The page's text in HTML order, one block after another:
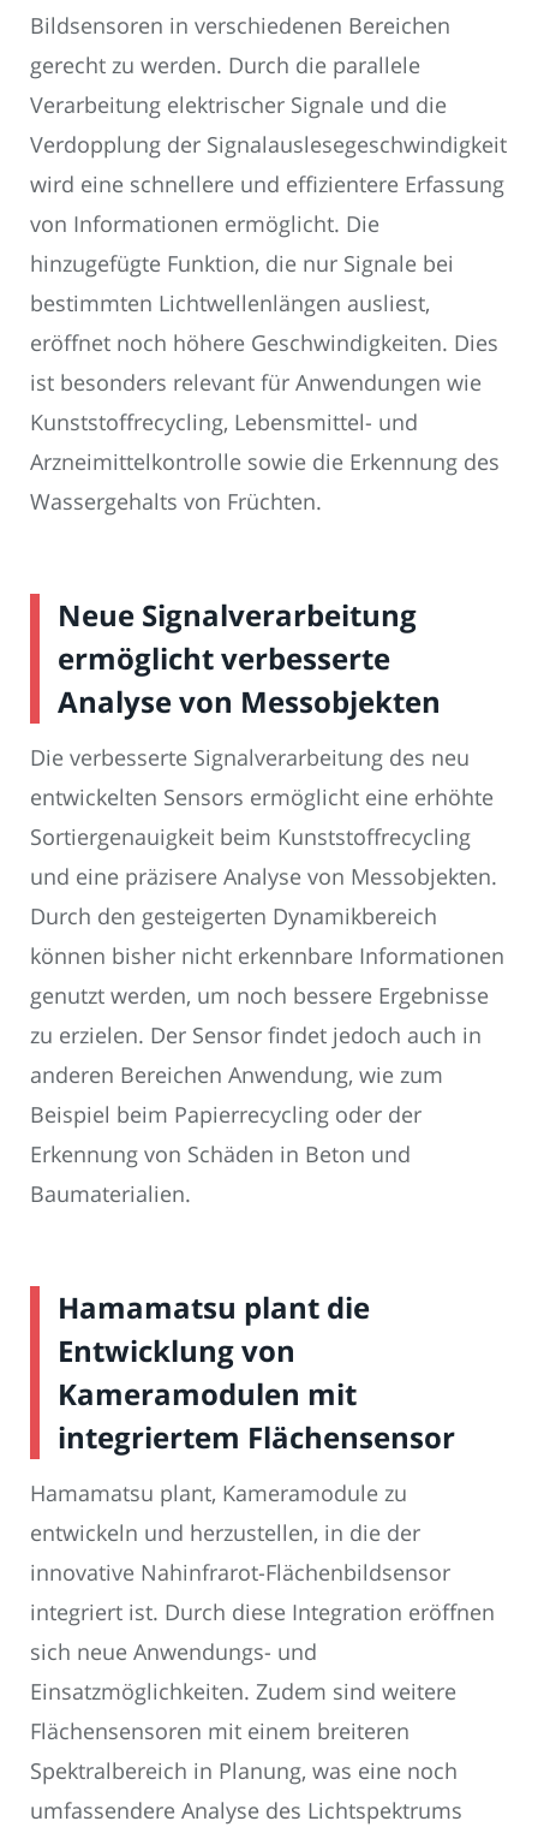
Bildsensoren in verschiedenen Bereichen
gerecht zu werden. Durch die parallele
Verarbeitung elektrischer Signale und die
Verdopplung der Signalauslesegeschwindigkeit
wird eine schnellere und effizientere Erfassung
von Informationen ermöglicht. Die
hinzugefügte Funktion, die nur Signale bei
bestimmten Lichtwellenlängen ausliest,
eröffnet noch höhere Geschwindigkeiten. Dies
ist besonders relevant für Anwendungen wie
Kunststoffrecycling, Lebensmittel- und
Arzneimittelkontrolle sowie die Erkennung des
Wassergehalts von Früchten.
Neue Signalverarbeitung
ermöglicht verbesserte
Analyse von Messobjekten
Die verbesserte Signalverarbeitung des neu
entwickelten Sensors ermöglicht eine erhöhte
Sortiergenauigkeit beim Kunststoffrecycling
und eine präzisere Analyse von Messobjekten.
Durch den gesteigerten Dynamikbereich
können bisher nicht erkennbare Informationen
genutzt werden, um noch bessere Ergebnisse
zu erzielen. Der Sensor findet jedoch auch in
anderen Bereichen Anwendung, wie zum
Beispiel beim Papierrecycling oder der
Erkennung von Schäden in Beton und
Baumaterialien.
Hamamatsu plant die
Entwicklung von
Kameramodulen mit
integriertem Flächensensor
Hamamatsu plant, Kameramodule zu
entwickeln und herzustellen, in die der
innovative Nahinfrarot-Flächenbildsensor
integriert ist. Durch diese Integration eröffnen
sich neue Anwendungs- und
Einsatzmöglichkeiten. Zudem sind weitere
Flächensensoren mit einem breiteren
Spektralbereich in Planung, was eine noch
umfassendere Analyse des Lichtspektrums